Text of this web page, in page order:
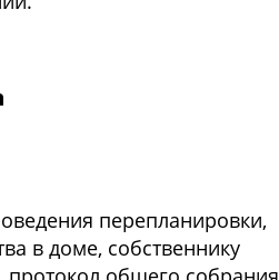
перепланировки,
в доме, собственнику